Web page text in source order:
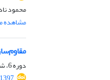
محمود
مشاهده
دوره 6، شماره ویژه 4، دی 1398، صفحه